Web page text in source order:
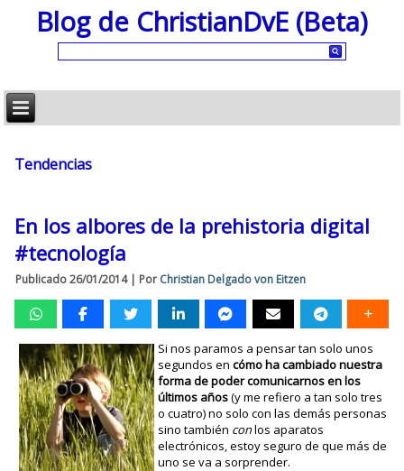
Blog de ChristianDvE (Beta)
Tendencias
En los albores de la prehistoria digital
#tecnología
Publicado 26/01/2014| Por Christian Delgado von Eitzen
Si nos paramos a pensar tan solo unos
segundos en cómo ha cambiado nuestra
forma de poder comunicarnos en los
últimos años(y me refiero a tan solo tres
o cuatro) no solo con las demás personas
sino también conlos aparatos
electrónicos, estoy seguro de que más de
uno se va a sorprender.